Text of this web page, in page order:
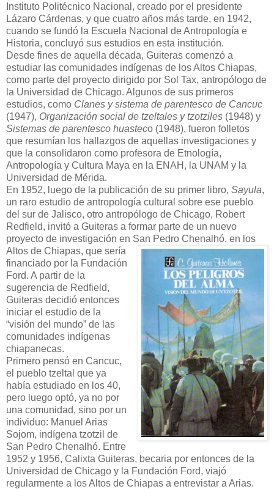
Instituto Politécnico Nacional, creado por el presidente
Lázaro Cárdenas, y que cuatro años más tarde, en 1942,
cuando se fundó la Escuela Nacional de Antropología e
Historia, concluyó sus estudios en esta institución.
Desde fines de aquella década, Guiteras comenzó a
estudiar las comunidades indígenas de los Altos Chiapas,
como parte del proyecto dirigido por Sol Tax, antropólogo de
la Universidad de Chicago. Algunos de sus primeros
estudios, como Clanes y sistema de parentesco de Cancuc
(1947), Organización social de tzeltales y tzotziles (1948) y
Sistemas de parentesco huasteco (1948), fueron folletos
que resumían los hallazgos de aquellas investigaciones y
que la consolidaron como profesora de Etnología,
Antropología y Cultura Maya en la ENAH, la UNAM y la
Universidad de Mérida.
En 1952, luego de la publicación de su primer libro, Sayula,
un raro estudio de antropología cultural sobre ese pueblo
del sur de Jalisco, otro antropólogo de Chicago, Robert
Redfield, invitó a Guiteras a formar parte de un nuevo
proyecto de investigación en San Pedro Chenalhó, en los
Altos de Chiapas, que sería
financiado por la Fundación
Ford. A partir de la
sugerencia de Redfield,
Guiteras decidió entonces
iniciar el estudio de la
“visión del mundo” de las
comunidades indígenas
chiapanecas.
Primero pensó en Cancuc,
el pueblo tzeltal que ya
había estudiado en los 40,
pero luego optó, ya no por
una comunidad, sino por un
individuo: Manuel Arias
Sojom, indígena tzotzil de
San Pedro Chenalhó. Entre
1952 y 1956, Calixta Guiteras, becaria por entonces de la
Universidad de Chicago y la Fundación Ford, viajó
regularmente a los Altos de Chiapas a entrevistar a Arias.